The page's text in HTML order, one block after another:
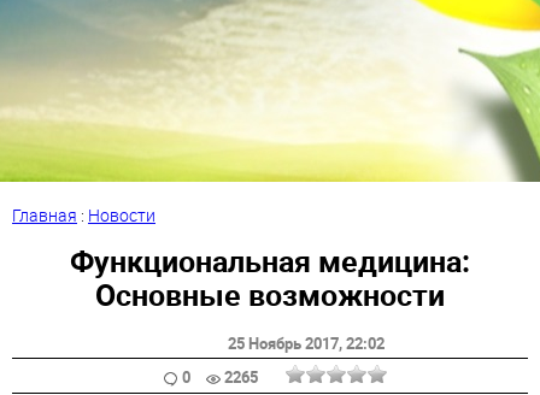
Главная : Новости
Функциональная медицина:
Основные возможности
25 Ноябрь 2017, 22:02
0
2265